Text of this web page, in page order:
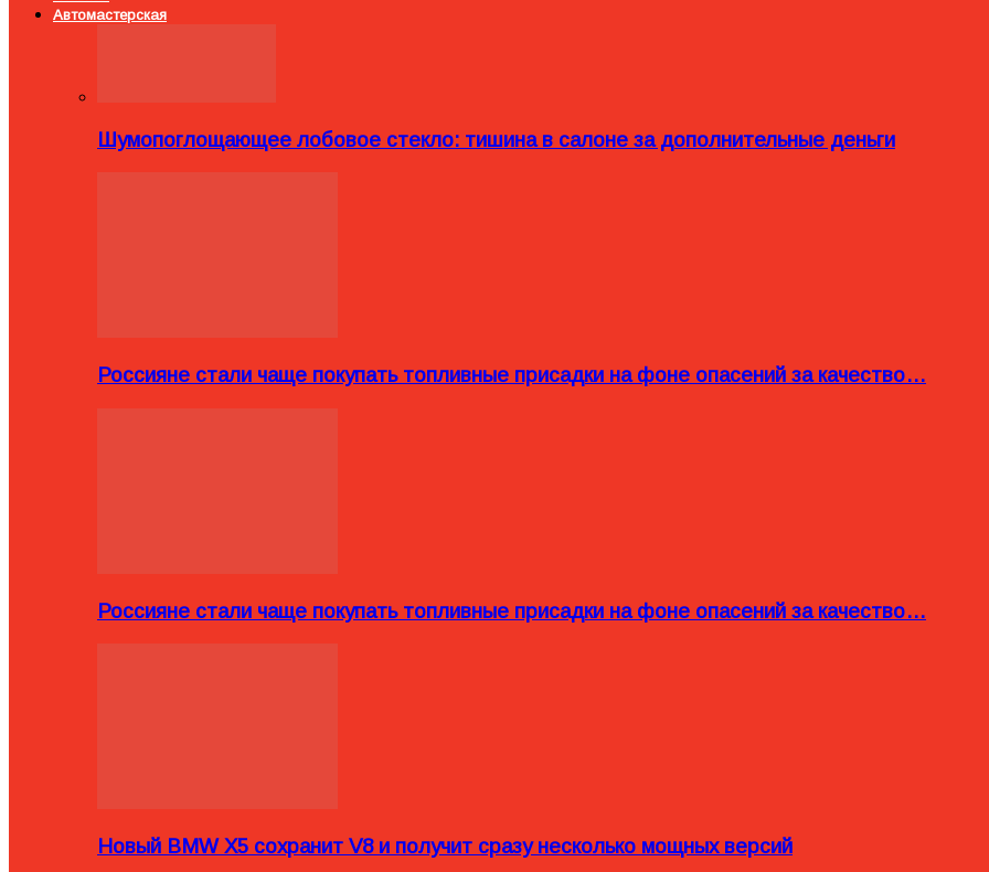
Автомастерская
Шумопоглощающее лобовое стекло: тишина в салоне за дополнительные деньги
Россияне стали чаще покупать топливные присадки на фоне опасений за качество…
Россияне стали чаще покупать топливные присадки на фоне опасений за качество…
Новый BMW X5 сохранит V8 и получит сразу несколько мощных версий